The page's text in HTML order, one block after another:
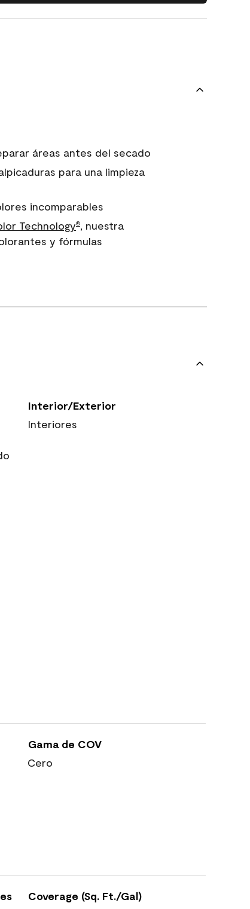
áreas antes del secado
para una limpieza
incomparables
Technology®, nuestra
y fórmulas
Interior/Exterior
Interiores
Gama de COV
Cero
Coverage (Sq. Ft./Gal)